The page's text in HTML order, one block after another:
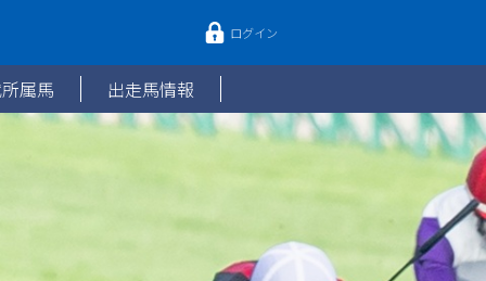
ログイン
属馬 出走馬情報